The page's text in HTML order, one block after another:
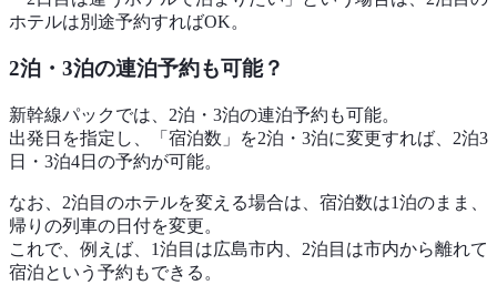
ホテルは別途予約すればOK。
2泊・3泊の連泊予約も可能？
新幹線パックでは、2泊・3泊の連泊予約も可能。
出発日を指定し、「宿泊数」を2泊・3泊に変更すれば、2泊3
日・3泊4日の予約が可能。
なお、2泊目のホテルを変える場合は、宿泊数は1泊のまま、
帰りの列車の日付を変更。
これで、例えば、1泊目は広島市内、2泊目は市内から離れて
宿泊という予約もできる。